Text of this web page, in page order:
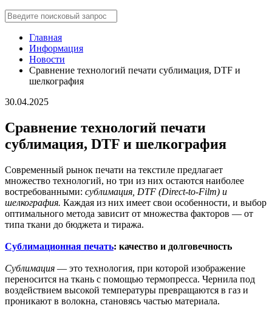
Главная
Информация
Новости
Сравнение технологий печати сублимация, DTF и
шелкография
30.04.2025
Сравнение технологий печати
сублимация, DTF и шелкография
Современный рынок печати на текстиле предлагает
множество технологий, но три из них остаются наиболее
востребованными: сублимация, DTF (Direct-to-Film) и
шелкография. Каждая из них имеет свои особенности, и выбор
оптимального метода зависит от множества факторов — от
типа ткани до бюджета и тиража.
Сублимационная печать: качество и долговечность
Сублимация — это технология, при которой изображение
переносится на ткань с помощью термопресса. Чернила под
воздействием высокой температуры превращаются в газ и
проникают в волокна, становясь частью материала.